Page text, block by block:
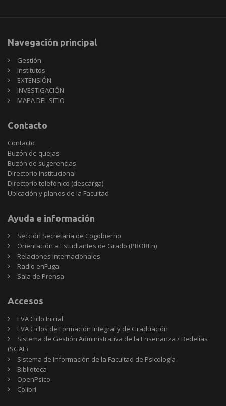
Navegación principal
Gestión
Institutos
EXTENSIÓN
INVESTIGACIÓN
MAPA DEL SITIO
Contacto
Contacto
Buzón de quejas
Buzón de sugerencias
Directorio Institucional
Directorio telefónico (descarga)
Ubicación y planos de la Facultad
Ayuda e información
Sección Secretaría de Cogobierno
Orientación a Estudiantes de Grado (PROREn)
Relaciones internacionales
Radio enFuga
Sala de Prensa
Accesos
EVA Ciclo Inicial
EVA Ciclos de Formación Integral y de Graduación
Sistema de Gestión Administrativa de la Enseñanza / Bedelías
(SGAE)
Sistema de Información de la Facultad de Psicología
Biblioteca
OpenPsico
Colibrí